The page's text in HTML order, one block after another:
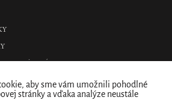
aby sme vám umožnili pohodlné
stránky a vďaka analýze neustále
ÚDAJOV